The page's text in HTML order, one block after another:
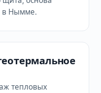
в Нымме.
тепловых